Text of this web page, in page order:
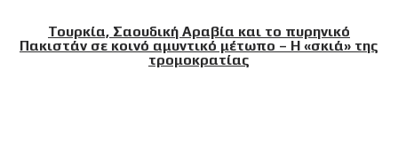
Τουρκία, Σαουδική Αραβία και το πυρηνικό
Πακιστάν σε κοινό αμυντικό μέτωπο – Η «σκιά» της
τρομοκρατίας